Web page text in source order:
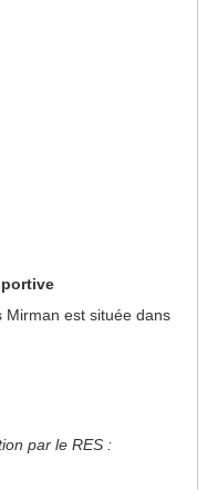
Mirman est située dans
par le RES :